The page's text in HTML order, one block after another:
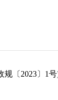
〔2023〕1号